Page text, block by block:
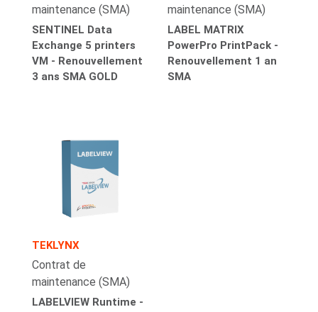
maintenance (SMA)
SENTINEL Data
Exchange 5 printers
VM - Renouvellement
3 ans SMA GOLD
maintenance (SMA)
LABEL MATRIX
PowerPro PrintPack -
Renouvellement 1 an
SMA
TEKLYNX
Contrat de
maintenance (SMA)
LABELVIEW Runtime -